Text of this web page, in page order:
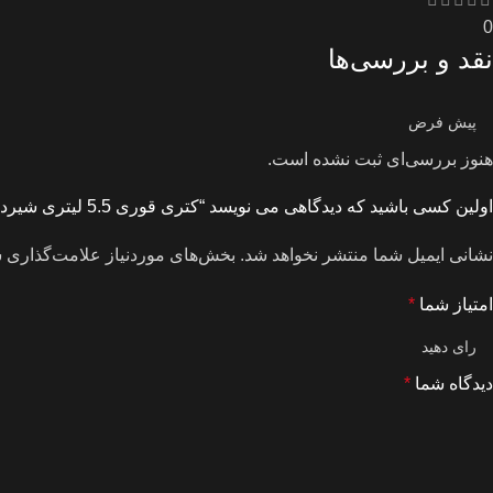
0
نقد و بررسی‌ها
هنوز بررسی‌ای ثبت نشده است.
اولین کسی باشید که دیدگاهی می نویسد “کتری قوری 5.5 لیتری شیردار UN-7248”
نشانی ایمیل شما منتشر نخواهد شد. بخش‌های موردنیاز علامت‌گذاری
امتیاز شما *
دیدگاه شما *